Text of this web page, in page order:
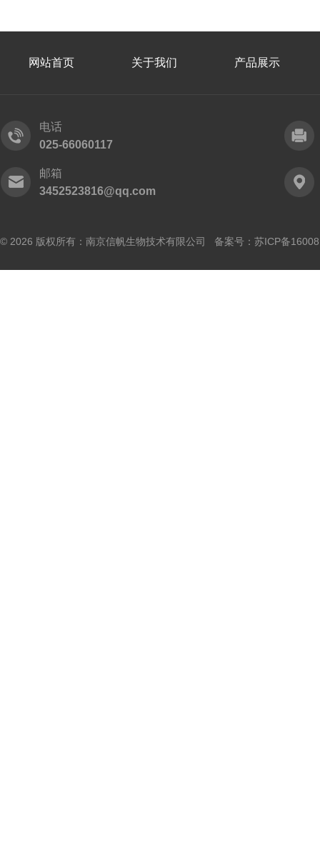
网站首页 关于我们 产品展示
电话
025-66060117
邮箱
3452523816@qq.com
© 2026 版权所有：南京信帆生物技术有限公司 备案号： 苏ICP备